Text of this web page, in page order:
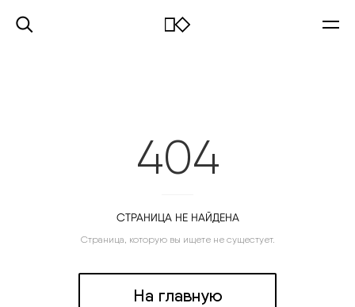
404
СТРАНИЦА НЕ НАЙДЕНА
Страница, которую вы ищете не сущестует.
На главную